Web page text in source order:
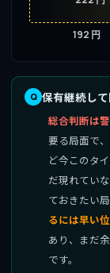
192 円
保有継続し
総合判断は
要る局面で
ど今このタ
だ現れてい
ておきたい
るには早い
あり、まだ
です。